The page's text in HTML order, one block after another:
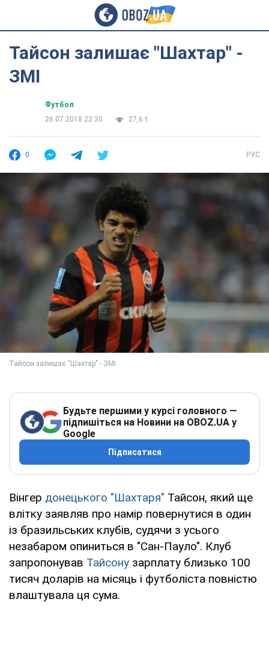
Тайсон залишає "Шахтар" -
ЗМІ
Футбол
26.07.2018 22:30
27,6 т.
0 РУС
Будьте першими у курсі головного —
підпишіться на Новини на OBOZ.UA у
Google
Підписатися
Вінгер донецького "Шахтаря" Тайсон, який ще
влітку заявляв про намір повернутися в один
із бразильських клубів, судячи з усього
незабаром опиниться в "Сан-Пауло". Клуб
запропонував Тайсону зарплату близько 100
тисяч доларів на місяць і футболіста повністю
влаштувала ця сума.